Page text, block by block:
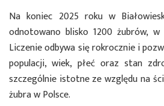
Na koniec 2025 roku w
odnotowano blisko 1200 żubrów,
Liczenie odbywa się rokrocznie i
populacji, wiek, płeć oraz stan
szczególnie istotne ze względu na
żubra w Polsce.